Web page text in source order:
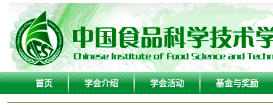
首页 学会介绍 学会活动 基金与奖励